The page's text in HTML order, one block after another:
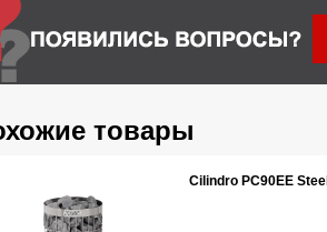
товары
Cilindro PC90EE Steel